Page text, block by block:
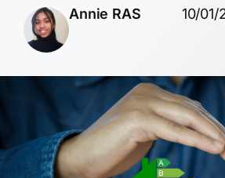
Annie RAS 10/01/